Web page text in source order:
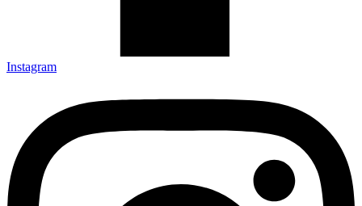
Instagram